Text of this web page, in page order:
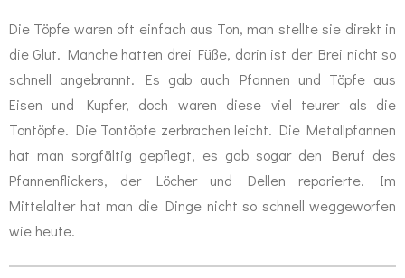
Die Töpfe waren oft einfach aus Ton, man stellte sie direkt in
die Glut. Manche hatten drei Füße, darin ist der Brei nicht so
schnell angebrannt. Es gab auch Pfannen und Töpfe aus
Eisen und Kupfer, doch waren diese viel teurer als die
Tontöpfe. Die Tontöpfe zerbrachen leicht. Die Metallpfannen
hat man sorgfältig gepflegt, es gab sogar den Beruf des
Pfannenflickers, der Löcher und Dellen reparierte. Im
Mittelalter hat man die Dinge nicht so schnell weggeworfen
wie heute.